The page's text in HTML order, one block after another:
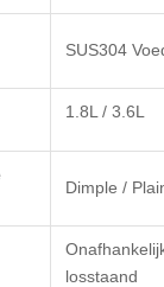
SUS304
1.8L / 3.6L
Dimple /
losstaand